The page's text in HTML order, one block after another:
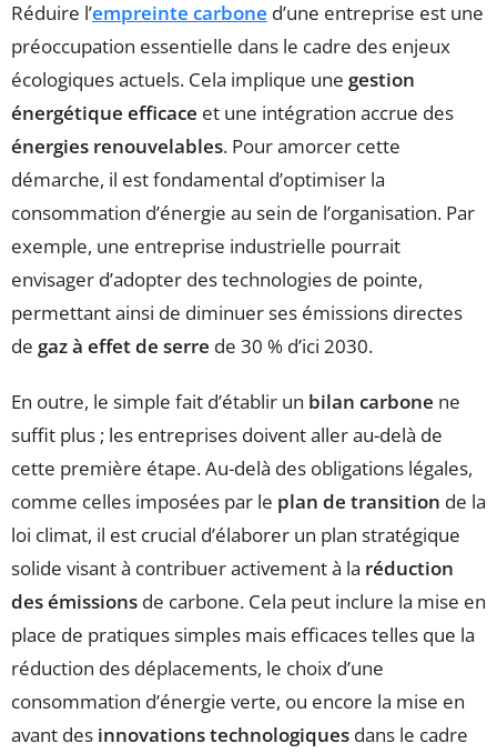
Réduire l’empreinte carbone d’une entreprise est une
préoccupation essentielle dans le cadre des enjeux
écologiques actuels. Cela implique une gestion
énergétique efficace et une intégration accrue des
énergies renouvelables. Pour amorcer cette
démarche, il est fondamental d’optimiser la
consommation d’énergie au sein de l’organisation. Par
exemple, une entreprise industrielle pourrait
envisager d’adopter des technologies de pointe,
permettant ainsi de diminuer ses émissions directes
de gaz à effet de serre de 30 % d’ici 2030.
En outre, le simple fait d’établir un bilan carbone ne
suffit plus ; les entreprises doivent aller au-delà de
cette première étape. Au-delà des obligations légales,
comme celles imposées par le plan de transition de la
loi climat, il est crucial d’élaborer un plan stratégique
solide visant à contribuer activement à la réduction
des émissions de carbone. Cela peut inclure la mise en
place de pratiques simples mais efficaces telles que la
réduction des déplacements, le choix d’une
consommation d’énergie verte, ou encore la mise en
avant des innovations technologiques dans le cadre